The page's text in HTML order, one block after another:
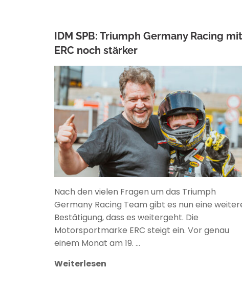
IDM SPB: Triumph Germany Racing mit
ERC noch stärker
ANKE WIECZOREK
Nach den vielen Fragen um das Triumph
Germany Racing Team gibt es nun eine
Bestätigung, dass es weitergeht. Die
Motorsportmarke ERC steigt ein. Vor genau
einem Monat am 19. …
Weiterlesen